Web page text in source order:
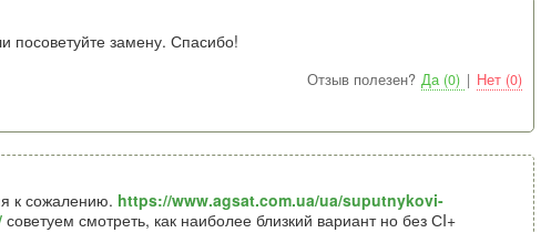
посоветуйте замену. Спасибо!
Отзыв полезен? Да (0) | Нет (0)
к сожалению. https://www.agsat.com.ua/ua/suputnykovi-
советуем смотреть, как наиболее близкий вариант но без СI+